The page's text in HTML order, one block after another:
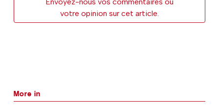
votre opinion sur cet article.
More in